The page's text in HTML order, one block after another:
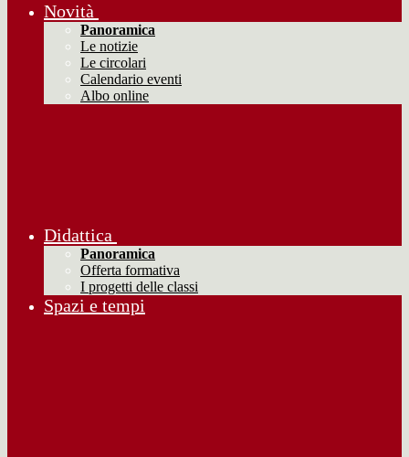
Novità
Panoramica
Le notizie
Le circolari
Calendario eventi
Albo online
Didattica
Panoramica
Offerta formativa
I progetti delle classi
Spazi e tempi